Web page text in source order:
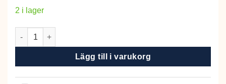
2 i lager
Gårvik Antikbrun Kruka 38cm mängd
Lägg till i varukorg